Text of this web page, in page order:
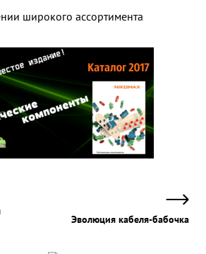
широкого ассортимента
Эволюция кабеля-бабочка